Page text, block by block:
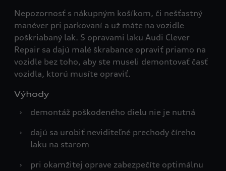
Nepozornosť s nákupným košíkom, či nešťastný
manéver pri parkovaní a už máte na vozidle
poškriabaný lak. S opravami laku Audi Clever
Repair sa dajú malé škrabance opraviť priamo na
vozidle bez toho, aby ste museli demontovať časť
vozidla, ktorú musíte opraviť.
Výhody
›
demontáž poškodeného dielu nie je nutná
›
dajú sa urobiť neviditeľné prechody číreho
laku na starom
›
pri okamžitej oprave zabezpečíte optimálnu